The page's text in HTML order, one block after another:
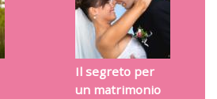
Il segreto per
un matrimonio